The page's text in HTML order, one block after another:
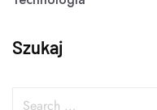
Szukaj